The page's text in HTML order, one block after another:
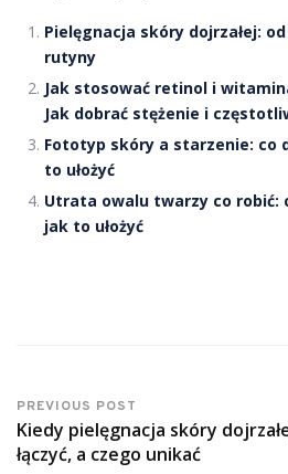
Pielęgnacja skóry dojrzałej:
rutyny
Jak stosować retinol i
Jak dobrać stężenie i
Fototyp skóry a starzenie: co
to ułożyć
Utrata owalu twarzy co robić:
jak to ułożyć
PREVIOUS POST
Kiedy pielęgnacja skóry
łączyć, a czego unikać